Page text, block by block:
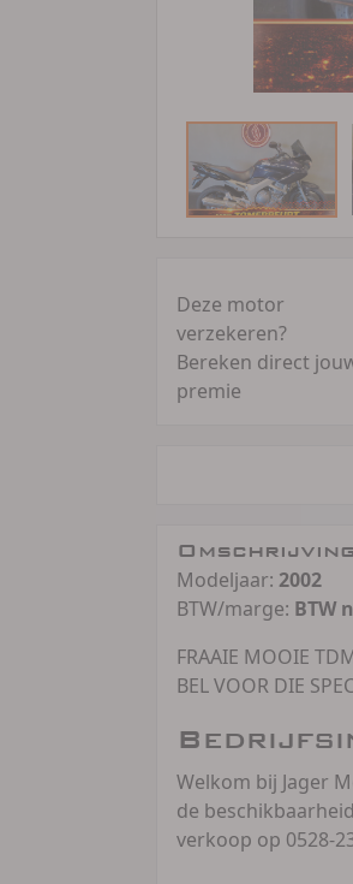
Deze motor
verzekeren?
Bereken direct
premie
Omschrijving
Modeljaar: 2002
BTW/marge: BTW
FRAAIE MOOIE
BEL VOOR DIE
Welkom bij Jager
de
verkoop op 0528-